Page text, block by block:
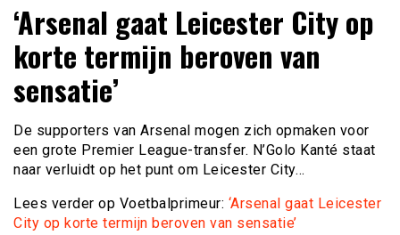
‘Arsenal gaat Leicester City op
korte termijn beroven van
sensatie’
De supporters van Arsenal mogen zich opmaken voor
een grote Premier League-transfer. N’Golo Kanté staat
naar verluidt op het punt om Leicester City…
Lees verder op Voetbalprimeur: ‘Arsenal gaat Leicester
City op korte termijn beroven van sensatie’